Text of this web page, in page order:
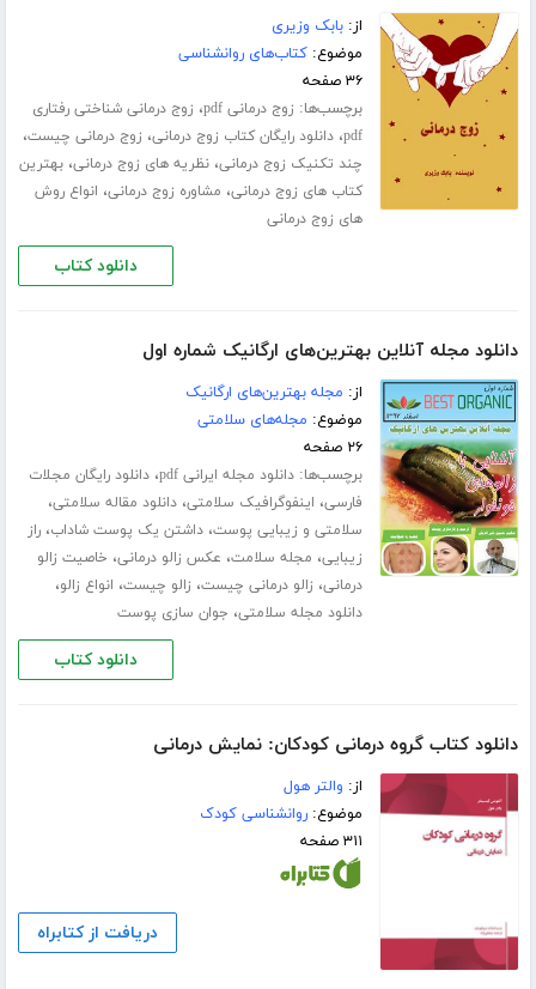
از:بابک وزیری
موضوع:کتاب‌های روانشناسی
۳۶ صفحه
برچسب‌ها: زوج درمانی pdf ، زوج درمانی شناختی رفتاری
pdf،دانلود رایگان کتاب زوج درمانی، زوج درمانی چیست،
چند تکنیک زوج درمانی،نظریه های زوج درمانی،بهترین
کتاب های زوج درمانی، مشاوره زوج درمانی، انواع روش
های زوج درمانی
دانلود کتاب
دانلود مجله آنلاین بهترین‌های ارگانیک شماره اول
از: مجله بهترین‌های ارگانیک
موضوع: مجله‌های سلامتی
۲۶ صفحه
برچسب‌ها:دانلود مجله ایرانی pdf ،دانلود رایگان مجلات
فارسی، اینفوگرافیک سلامتی،دانلود مقاله سلامتی،
سلامتی و زیبایی پوست،داشتن یک پوست شاداب،راز
زیبایی، مجله سلامت، عکس زالو درمانی، خاصیت زالو
درمانی، زالو درمانی چیست، زالو چیست، انواع زالو،
دانلود مجله سلامتی، جوان سازی پوست
دانلود کتاب
دانلود کتاب گروه درمانی کودکان: نمایش درمانی
از: والتر هول
موضوع:روانشناسی کودک
۳۱۱ صفحه
دریافت از کتابراه